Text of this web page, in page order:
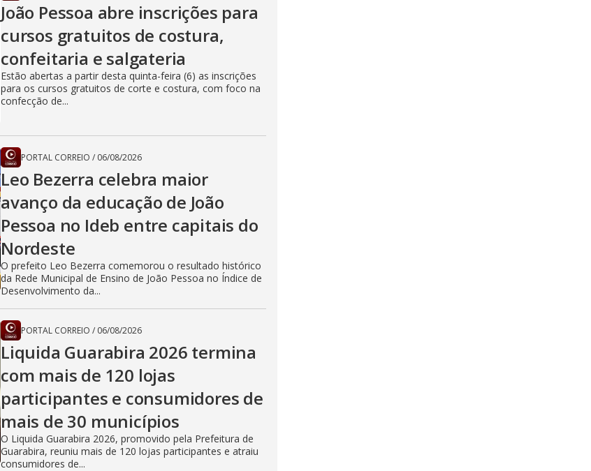
João Pessoa abre inscrições para
cursos gratuitos de costura,
confeitaria e salgateria
Estão abertas a partir desta quinta-feira (6) as inscrições
para os cursos gratuitos de corte e costura, com foco na
confecção de...
PORTAL CORREIO / 06/08/2026
Leo Bezerra celebra maior
avanço da educação de João
Pessoa no Ideb entre capitais do
Nordeste
O prefeito Leo Bezerra comemorou o resultado histórico
da Rede Municipal de Ensino de João Pessoa no Índice de
Desenvolvimento da...
PORTAL CORREIO / 06/08/2026
Liquida Guarabira 2026 termina
com mais de 120 lojas
participantes e consumidores de
mais de 30 municípios
O Liquida Guarabira 2026, promovido pela Prefeitura de
Guarabira, reuniu mais de 120 lojas participantes e atraiu
consumidores de...